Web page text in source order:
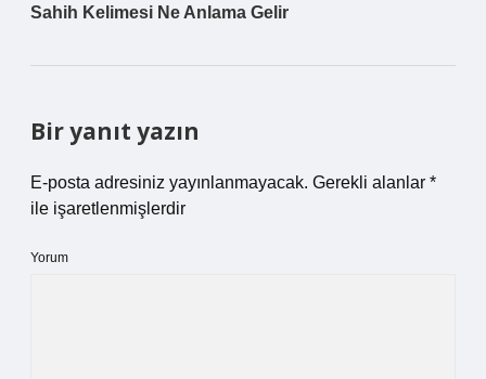
Sahih Kelimesi Ne Anlama Gelir
Bir yanıt yazın
E-posta adresiniz yayınlanmayacak. Gerekli alanlar *
ile işaretlenmişlerdir
Yorum